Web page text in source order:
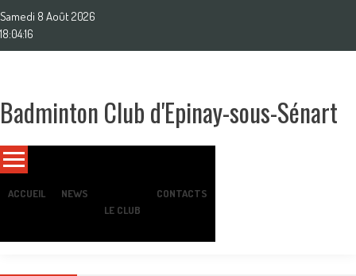
to
content
Samedi 8 Août 2026
18:04:18
Badminton Club d'Epinay-sous-Sénart
ACCUEIL
NEWS
LE CLUB
CONTACTS